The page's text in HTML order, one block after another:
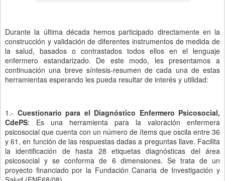
Durante la última década hemos participado directamente en la
construcción y validación de diferentes instrumentos de medida de
la salud, basados o contrastados todos ellos en el lenguaje
enfermero estandarizado. De este modo, les presentamos a
continuación una breve síntesis-resumen de cada una de estas
herramientas esperando les pueda resultar de interés y utilidad:
1.- Cuestionario para el Diagnóstico Enfermero Psicosocial,
CdePS: Es una herramienta para la valoración enfermera
psicosocial que cuenta con un número de ítems que oscila entre 36
y 61, en función de las respuestas dadas a preguntas llave. Facilita
la identificación de hasta 28 etiquetas diagnósticas del área
psicosocial y se conforma de 6 dimensiones. Se trata de un
proyecto financiado por la Fundación Canaria de Investigación y